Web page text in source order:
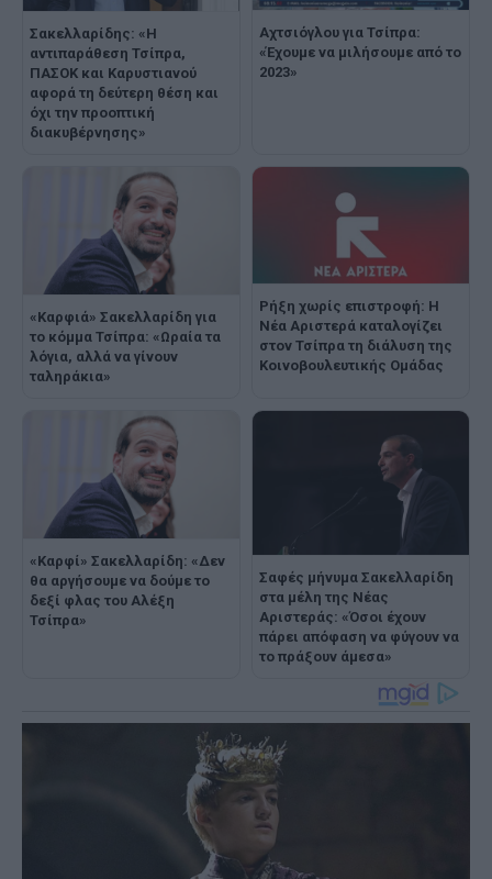
Σακελλαρίδης: «Η
αντιπαράθεση Τσίπρα,
ΠΑΣΟΚ και Καρυστιανού
αφορά τη δεύτερη θέση και
όχι την προοπτική
διακυβέρνησης»
Αχτσιόγλου για Τσίπρα:
«Έχουμε να μιλήσουμε από το
2023»
«Καρφιά» Σακελλαρίδη για
το κόμμα Τσίπρα: «Ωραία τα
λόγια, αλλά να γίνουν
ταληράκια»
Ρήξη χωρίς επιστροφή: Η
Νέα Αριστερά καταλογίζει
στον Τσίπρα τη διάλυση της
Κοινοβουλευτικής Ομάδας
«Καρφί» Σακελλαρίδη: «Δεν
θα αργήσουμε να δούμε το
δεξί φλας του Αλέξη
Τσίπρα»
Σαφές μήνυμα Σακελλαρίδη
στα μέλη της Νέας
Αριστεράς: «Όσοι έχουν
πάρει απόφαση να φύγουν να
το πράξουν άμεσα»